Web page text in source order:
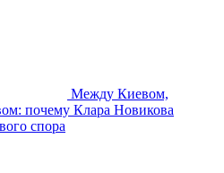
Между Киевом,
почему Клара Новикова
спора